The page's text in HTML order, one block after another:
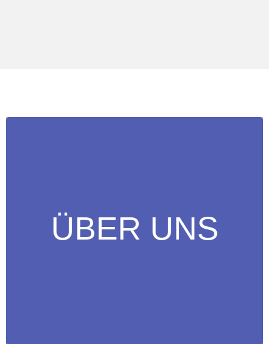
ÜBER UNS
den Gründer Michael Laconde – auch im Interview – und
natürlich über unsere Mitglieder.